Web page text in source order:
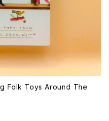
Folk Toys Around The